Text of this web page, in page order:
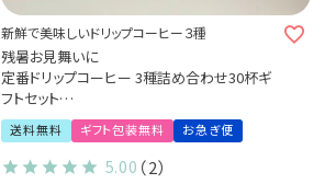
新鮮で美味しいドリップコーヒー３種
残暑お見舞いに
定番ドリップコーヒー 3種詰め合わせ30杯ギ
フトセット
お茶屋が考えるまろやかブレンド20袋
ほろにがブレンド5袋
キリマンジャロ5袋
送料無料 ギフト包装無料 お急ぎ便
5.00 （2）